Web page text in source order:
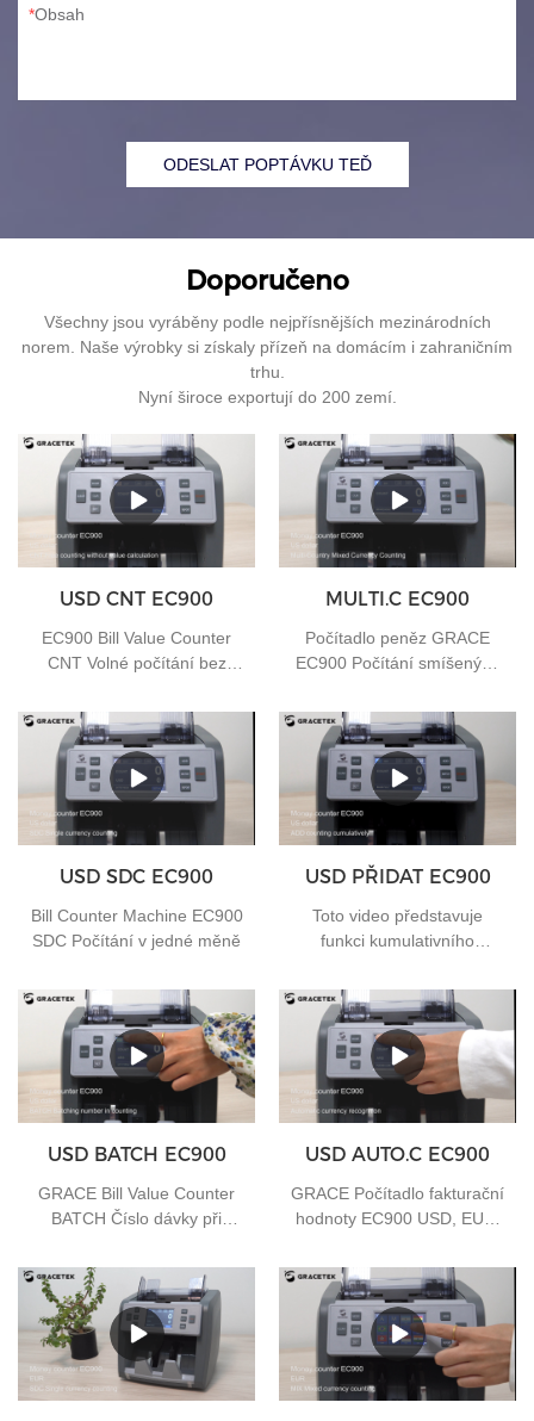
Obsah
ODESLAT POPTÁVKU TEĎ
Doporučeno
Všechny jsou vyráběny podle nejpřísnějších mezinárodních
norem. Naše výrobky si získaly přízeň na domácím i zahraničním
trhu.
Nyní široce exportují do 200 zemí.
USD CNT EC900
EC900 Bill Value Counter
CNT Volné počítání bez
MULTI.C EC900
Počítadlo peněz GRACE
EC900 Počítání smíšených
USD SDC EC900
Bill Counter Machine EC900
SDC Počítání v jedné měně
USD PŘIDAT EC900
Toto video představuje
funkci kumulativního
EC900 ADD, pokud máte
nějaké potřeby, můžete nás
kontaktovat
USD BATCH EC900
GRACE Bill Value Counter
BATCH Číslo dávky při
USD AUTO.C EC900
GRACE Počítadlo fakturační
hodnoty EC900 USD, EUR,